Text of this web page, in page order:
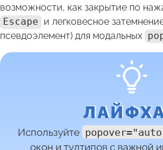
возможности, как закрытие по
Escape и легковесное
псевдоэлемент) для модальных
Используйте
окон и тултипов с важной